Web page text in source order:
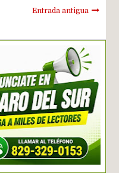
Entrada antigua